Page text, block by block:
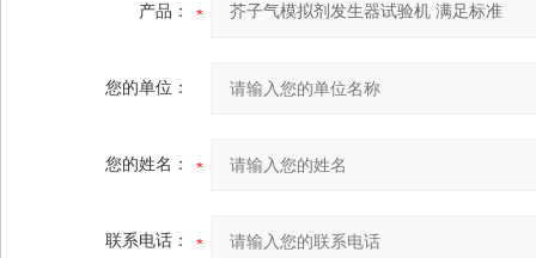
产品：
您的单位：
您的姓名：
联系电话：